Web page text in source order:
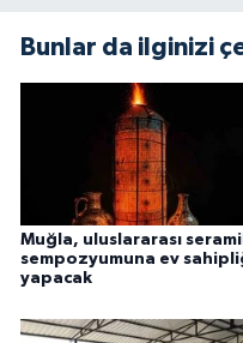
Bunlar da ilginizi
Muğla, uluslararası
sempozyumuna ev
yapacak